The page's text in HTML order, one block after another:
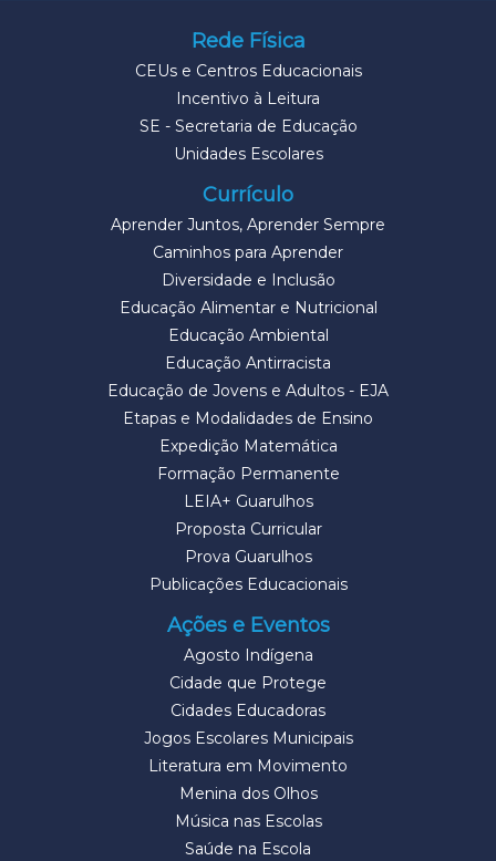
Rede Física
CEUs e Centros Educacionais
Incentivo à Leitura
SE - Secretaria de Educação
Unidades Escolares
Currículo
Aprender Juntos, Aprender Sempre
Caminhos para Aprender
Diversidade e Inclusão
Educação Alimentar e Nutricional
Educação Ambiental
Educação Antirracista
Educação de Jovens e Adultos - EJA
Etapas e Modalidades de Ensino
Expedição Matemática
Formação Permanente
LEIA+ Guarulhos
Proposta Curricular
Prova Guarulhos
Publicações Educacionais
Ações e Eventos
Agosto Indígena
Cidade que Protege
Cidades Educadoras
Jogos Escolares Municipais
Literatura em Movimento
Menina dos Olhos
Música nas Escolas
Saúde na Escola